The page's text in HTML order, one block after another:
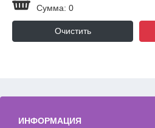
Сумма: 0
Очистить
ИНФОРМАЦИЯ